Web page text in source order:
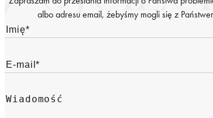
albo adresu email, żebyśmy mogli się z